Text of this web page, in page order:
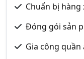
Chuẩn bị
Đóng gói sản
Gia công quần